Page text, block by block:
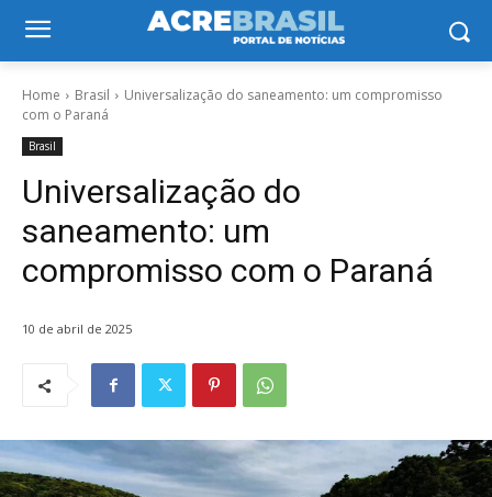
Home Brasil
Universalização do saneamento: um compromisso
com o Paraná
Brasil
Universalização do
saneamento: um
compromisso com o Paraná
10 de abril de 2025